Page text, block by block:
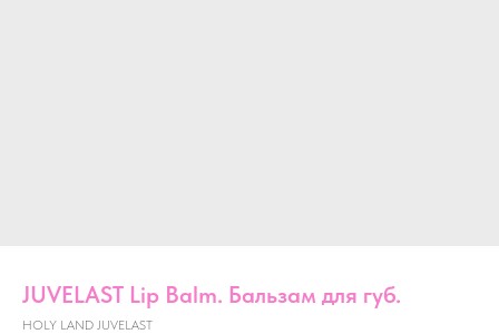
JUVELAST Lip Balm. Бальзам для губ.
HOLY LAND JUVELAST